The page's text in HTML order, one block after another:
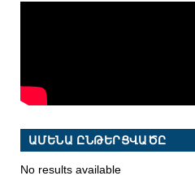
ԱՄԵՆԱ ԸՆԹԵՐՑՎԱԾԸ
No results available